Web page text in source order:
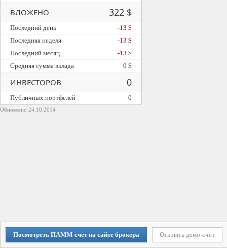
Обновлено 24.10.2014
ВЛОЖЕНО 322 $
Последний день
-13 $
Последняя неделя
-13 $
Последний месяц
-13 $
Средняя сумма вклада
0 $
ИНВЕСТОРОВ 0
Публичных портфелей 0
Посмотреть ПАММ-счет на сайте брокера Открыть демо-счёт